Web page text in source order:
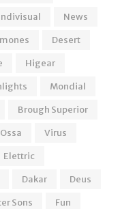
News
Desert
Higear
Mondial
Brough Superior
Ossa
Virus
Elettric
Dakar
Deus
Sons
Fun